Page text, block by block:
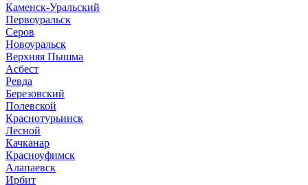
Каменск-Уральский
Первоуральск
Серов
Новоуральск
Верхняя Пышма
Асбест
Ревда
Березовский
Полевской
Краснотурьинск
Лесной
Качканар
Красноуфимск
Алапаевск
Ирбит